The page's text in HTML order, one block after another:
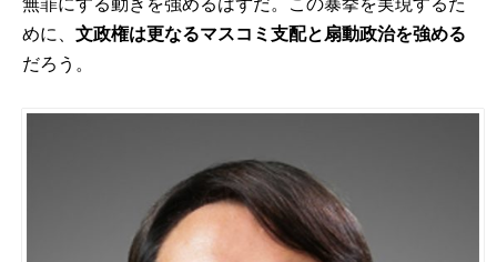
無罪にする動きを強めるはずだ。この暴挙を実現するた
めに、文政権は更なるマスコミ支配と扇動政治を強める
だろう。